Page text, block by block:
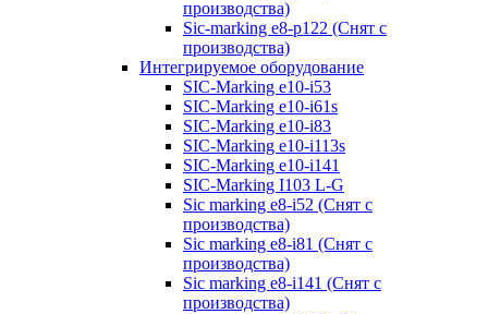
производства)
Sic-marking e8-p122 (Снят с
производства)
Интегрируемое оборудование
SIC-Marking e10-i53
SIC-Marking e10-i61s
SIC-Marking e10-i83
SIC-Marking e10-i113s
SIC-Marking e10-i141
SIC-Marking I103 L-G
Sic marking e8-i52 (Снят с
производства)
Sic marking e8-i81 (Снят с
производства)
Sic marking e8-i141 (Снят с
производства)